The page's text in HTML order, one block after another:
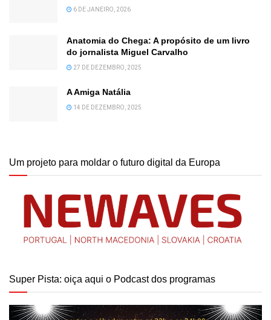
6 DE JANEIRO, 2026
Anatomia do Chega: A propósito de um livro
do jornalista Miguel Carvalho
27 DE DEZEMBRO, 2025
A Amiga Natália
14 DE DEZEMBRO, 2025
Um projeto para moldar o futuro digital da Europa
Super Pista: oiça aqui o Podcast dos programas